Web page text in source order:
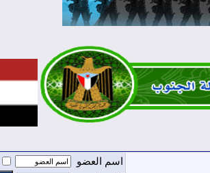
اسم العضو